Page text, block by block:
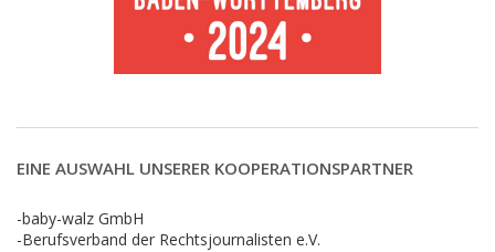
EINE AUSWAHL UNSERER KOOPERATIONSPARTNER
-baby-walz GmbH
-Berufsverband der Rechtsjournalisten e.V.